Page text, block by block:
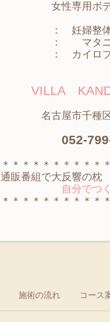
女性専用ボディ
： 妊婦整体・
： マタニ
： カイロプラ
VILLA
名古屋市千種区
052-
＊＊＊＊＊＊＊＊＊＊
通販番組で大反響の枕
自分でつ
＊＊＊＊＊＊＊＊＊＊
施術の流れ コース